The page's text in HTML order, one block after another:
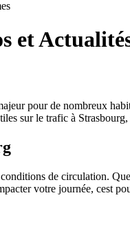
pour de nombreux
sur le trafic à
de circulation.
votre journée, cest